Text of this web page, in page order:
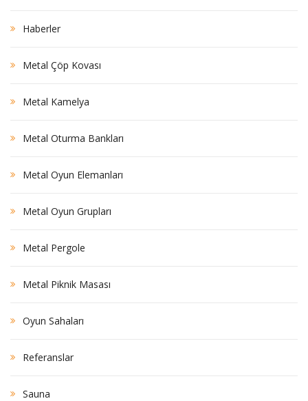
Haberler
Metal Çöp Kovası
Metal Kamelya
Metal Oturma Bankları
Metal Oyun Elemanları
Metal Oyun Grupları
Metal Pergole
Metal Piknik Masası
Oyun Sahaları
Referanslar
Sauna